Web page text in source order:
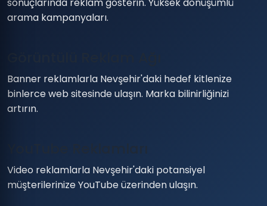
arama kampanyaları.
Banner reklamlarla Nevşehir'daki hedef kitlenize
binlerce web sitesinde ulaşın. Marka bilinirliğinizi
artırın.
Video reklamlarla Nevşehir'daki potansiyel
müşterilerinize YouTube üzerinden ulaşın.